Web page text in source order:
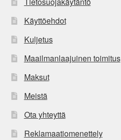
Käyttöehdot
Kuljetus
Maailmanlaajuinen toimitus
Maksut
Meistä
Ota yhteyttä
Reklamaatiomenettely